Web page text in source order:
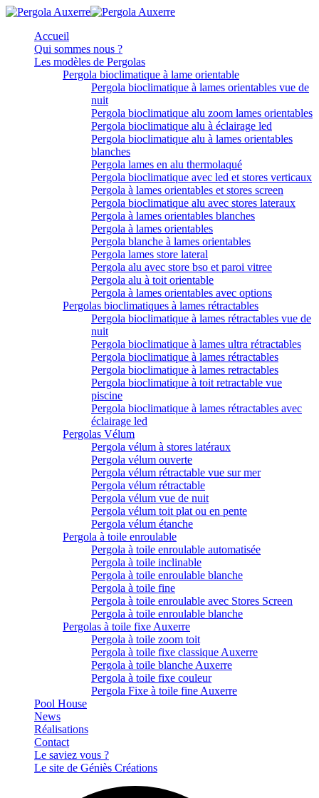
Accueil
Qui sommes nous ?
Les modèles de Pergolas
Pergola bioclimatique à lame orientable
Pergola bioclimatique à lames orientables vue de
nuit
Pergola bioclimatique alu zoom lames orientables
Pergola bioclimatique alu à éclairage led
Pergola bioclimatique alu à lames orientables
blanches
Pergola lames en alu thermolaqué
Pergola bioclimatique avec led et stores verticaux
Pergola à lames orientables et stores screen
Pergola bioclimatique alu avec stores lateraux
Pergola à lames orientables blanches
Pergola à lames orientables
Pergola blanche à lames orientables
Pergola lames store lateral
Pergola alu avec store bso et paroi vitree
Pergola alu à toit orientable
Pergola à lames orientables avec options
Pergolas bioclimatiques à lames rétractables
Pergola bioclimatique à lames rétractables vue de
nuit
Pergola bioclimatique à lames ultra rétractables
Pergola bioclimatique à lames rétractables
Pergola bioclimatique à lames retractables
Pergola bioclimatique à toit retractable vue
piscine
Pergola bioclimatique à lames rétractables avec
éclairage led
Pergolas Vélum
Pergola vélum à stores latéraux
Pergola vélum ouverte
Pergola vélum rétractable vue sur mer
Pergola vélum rétractable
Pergola vélum vue de nuit
Pergola vélum toit plat ou en pente
Pergola vélum étanche
Pergola à toile enroulable
Pergola à toile enroulable automatisée
Pergola à toile inclinable
Pergola à toile enroulable blanche
Pergola à toile fine
Pergola à toile enroulable avec Stores Screen
Pergola à toile enroulable blanche
Pergolas à toile fixe Auxerre
Pergola à toile zoom toit
Pergola à toile fixe classique Auxerre
Pergola à toile blanche Auxerre
Pergola à toile fixe couleur
Pergola Fixe à toile fine Auxerre
Pool House
News
Réalisations
Contact
Le saviez vous ?
Le site de Géniès Créations